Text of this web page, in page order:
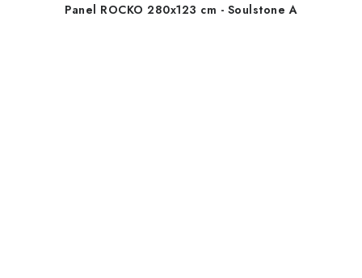
Panel ROCKO 280x123 cm - Soulstone A